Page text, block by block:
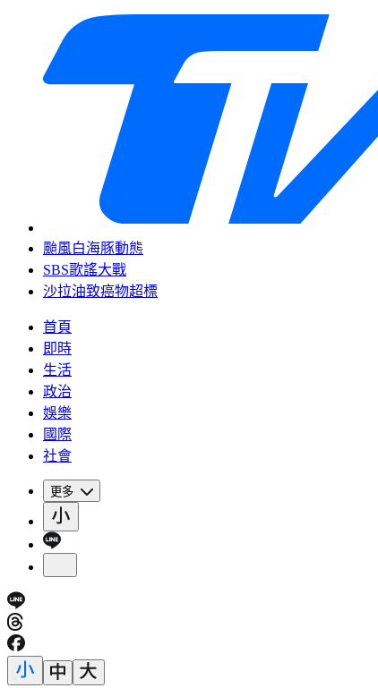
颱風白海豚動態
SBS歌謠大戰
沙拉油致癌物超標
首頁
即時
生活
政治
娛樂
國際
社會
更多